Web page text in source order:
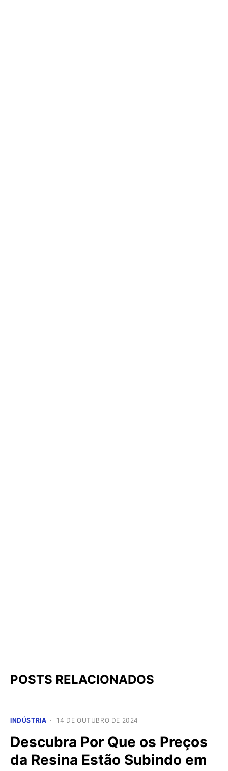
POSTS RELACIONADOS
INDÚSTRIA 14 DE OUTUBRO DE 2024
Descubra Por Que os Preços
da Resina Estão Subindo em